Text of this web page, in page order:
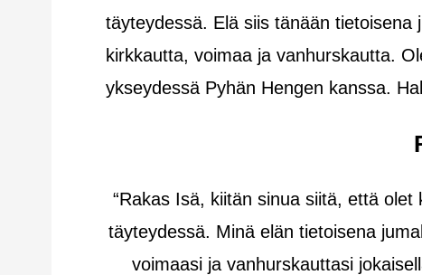
täyteydessä. Elä siis tänään tietoisena
kirkkautta, voimaa ja vanhurskautta.
ykseydessä Pyhän Hengen kanssa.
“Rakas Isä, kiitän sinua siitä, että
täyteydessä. Minä elän tietoisena
voimaasi ja vanhurskauttasi